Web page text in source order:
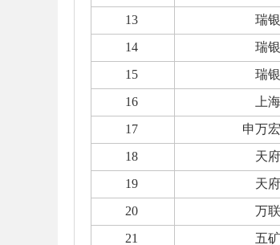
13
瑞
14
瑞
15
瑞
16
上
17
申万
18
天
19
天
20
万
21
五